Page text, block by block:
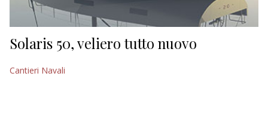
TURISMO
CULTURA
NAUTICA
Solaris 50, veliero tutto nuovo
Cantieri Navali